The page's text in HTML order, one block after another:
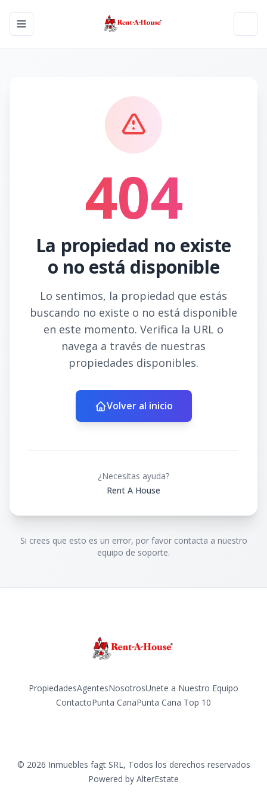
Toggle navigation menu
404
La propiedad no existe
o no está disponible
Lo sentimos, la propiedad que estás
buscando no existe o no está disponible
en este momento. Verifica la URL o
navega a través de nuestras
propiedades disponibles.
Volver al inicio
¿Necesitas ayuda?
Rent A House
Si crees que esto es un error, por favor contacta a nuestro
equipo de soporte.
PropiedadesAgentesNosotrosUnete a Nuestro Equipo
ContactoPunta CanaPunta Cana Top 10
© 2026 Inmuebles fagt SRL, Todos los derechos reservados
Powered by AlterEstate